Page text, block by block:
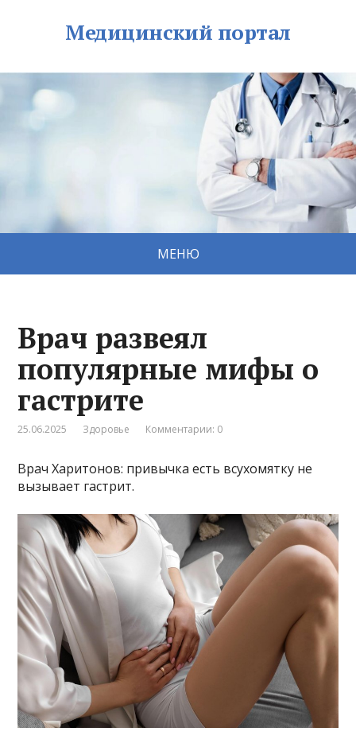
Медицинский портал
МЕНЮ
Врач развеял
популярные мифы о
гастрите
25.06.2025 Здоровье Комментарии: 0
Врач Харитонов: привычка есть всухомятку не
вызывает гастрит.